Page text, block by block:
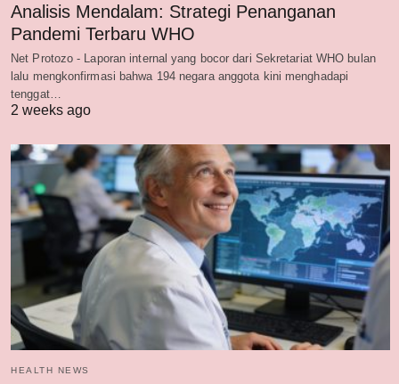
Analisis Mendalam: Strategi Penanganan
Pandemi Terbaru WHO
Net Protozo - Laporan internal yang bocor dari Sekretariat WHO bulan
lalu mengkonfirmasi bahwa 194 negara anggota kini menghadapi
tenggat…
2 weeks ago
HEALTH NEWS